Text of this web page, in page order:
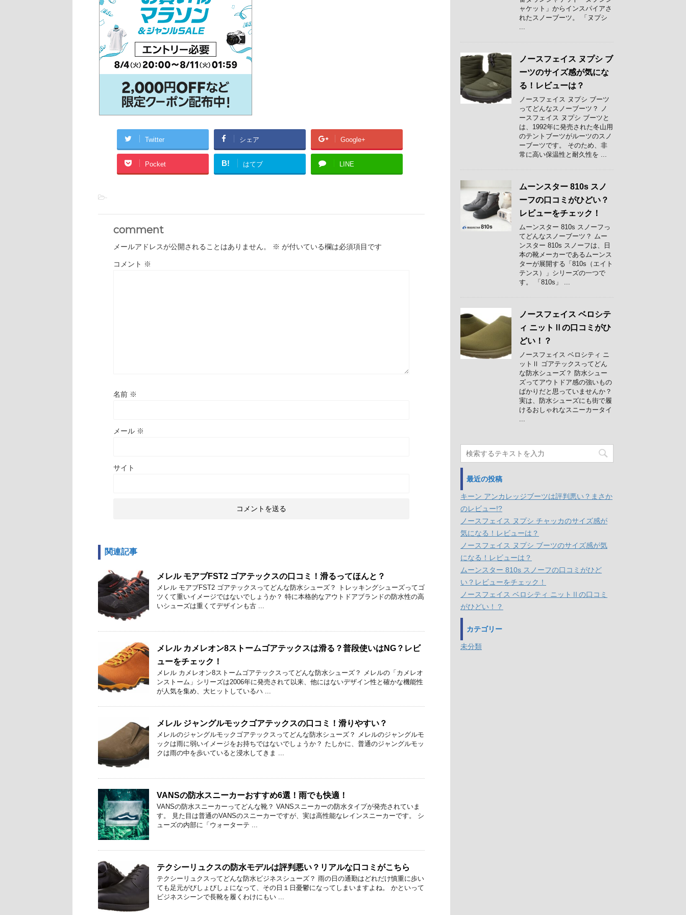
Twitter シェア Google+
Pocket B! はてブ LINE
-
comment
メールアドレスが公開されることはありません。 ※ が付いている欄は必須項目です
コメント ※
名前 ※
メール ※
サイト
関連記事
メレル モアブFST2 ゴアテックスの口コミ！滑るってほんと？
メレル モアブFST2 ゴアテックスってどんな防水シューズ？ トレッキングシューズってゴ
ツくて重いイメージではないでしょうか？ 特に本格的なアウトドアブランドの防水性の高
いシューズは重くてデザインも古 ...
メレル カメレオン8ストームゴアテックスは滑る？普段使いはNG？レビ
ューをチェック！
メレル カメレオン8ストームゴアテックスってどんな防水シューズ？ メレルの「カメレオ
ンストーム」シリーズは2006年に発売されて以来、他にはないデザイン性と確かな機能性
が人気を集め、大ヒットしているハ ...
メレル ジャングルモックゴアテックスの口コミ！滑りやすい？
メレルのジャングルモックゴアテックスってどんな防水シューズ？ メレルのジャングルモ
ックは雨に弱いイメージをお持ちではないでしょうか？ たしかに、普通のジャングルモッ
クは雨の中を歩いていると浸水してきま ...
VANSの防水スニーカーおすすめ6選！雨でも快適！
VANSの防水スニーカーってどんな靴？ VANSスニーカーの防水タイプが発売されていま
す。 見た目は普通のVANSのスニーカーですが、実は高性能なレインスニーカーです。 シ
ューズの内部に「ウォーターテ ...
テクシーリュクスの防水モデルは評判悪い？リアルな口コミがこちら
テクシーリュクスってどんな防水ビジネスシューズ？ 雨の日の通勤はどれだけ慎重に歩い
ても足元がびしょびしょになって、その日１日憂鬱になってしまいますよね。 かといって
ビジネスシーンで長靴を履くわけにもい ...
ャケット」からインスパイアさ
れたスノーブーツ。 「ヌプシ
...
ノースフェイス ヌプシ ブ
ーツのサイズ感が気にな
る！レビューは？
ノースフェイス ヌプシ ブーツ
ってどんなスノーブーツ？ ノ
ースフェイス ヌプシ ブーツと
は、1992年に発売された冬山用
のテントブーツがルーツのスノ
ーブーツです。 そのため、非
常に高い保温性と耐久性を ...
ムーンスター 810s スノ
ーフの口コミがひどい？
レビューをチェック！
ムーンスター 810s スノーフっ
てどんなスノーブーツ？ ムー
ンスター 810s スノーフは、日
本の靴メーカーであるムーンス
ターが展開する「810s（エイト
テンス）」シリーズの一つで
す。 「810s」 ...
ノースフェイス ベロシテ
ィ ニットⅡの口コミがひ
どい！？
ノースフェイス ベロシティ ニ
ットⅡ ゴアテックスってどん
な防水シューズ？ 防水シュー
ズってアウトドア感の強いもの
ばかりだと思っていませんか？
実は、防水シューズにも街で履
けるおしゃれなスニーカータイ
...
最近の投稿
キーン アンカレッジブーツは評判悪い？まさか
のレビュー!?
ノースフェイス ヌプシ チャッカのサイズ感が
気になる！レビューは？
ノースフェイス ヌプシ ブーツのサイズ感が気
になる！レビューは？
ムーンスター 810s スノーフの口コミがひど
い？レビューをチェック！
ノースフェイス ベロシティ ニットⅡの口コミ
がひどい！？
カテゴリー
未分類